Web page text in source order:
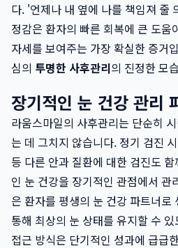
다. '언제나 내 옆에 나를 책임져 줄
정감은 환자의 빠른 회복에 큰 도움
자세를 보여주는 가장 확실한 증거
심의 투명한 사후관리의 진정한 모
장기적인 눈 건강 관리
라움스마일의 사후관리는 단순히
는 데 그치지 않습니다. 정기 검진
등 다른 안과 질환에 대한 검진도
인 눈 건강을 장기적인 관점에서 관
은 환자를 평생의 눈 건강 파트너로
통해 최상의 눈 상태를 유지할 수
접근 방식은 단기적인 성과에 급급